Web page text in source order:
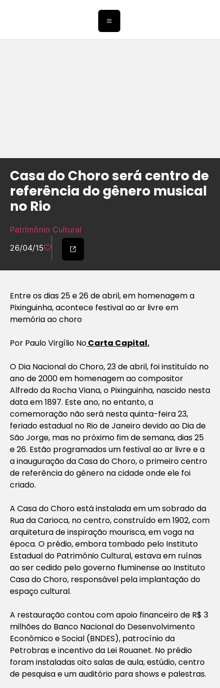
Casa do Choro será centro de
referência do gênero musical
no Rio
Patrimônio Cultural
26/04/15
Entre os dias 25 e 26 de abril, em homenagem a
Pixinguinha, acontece festival ao ar livre em
memória ao choro
Por Paulo Virgílio NoCarta Capital.
O Dia Nacional do Choro, 23 de abril, foi instituído no
ano de 2000 em homenagem ao compositor
Alfredo da Rocha Viana, o Pixinguinha, nascido nesta
data em 1897. Este ano, no entanto, a
comemoração não será nesta quinta-feira 23,
feriado estadual no Rio de Janeiro devido ao Dia de
São Jorge, mas no próximo fim de semana, dias 25
e 26. Estão programados um festival ao ar livre e a
a inauguração da Casa do Choro, o primeiro centro
de referência do gênero na cidade onde ele foi
criado.
A Casa do Choro está instalada em um sobrado da
Rua da Carioca, no centro, construído em 1902, com
arquitetura de inspiração mourisca, em voga na
época. O prédio, embora tombado pelo Instituto
Estadual do Patrimônio Cultural, estava em ruínas
ao ser cedido pelo governo fluminense ao Instituto
Casa do Choro, responsável pela implantação do
espaço cultural.
A restauração contou com apoio financeiro de R$ 3
milhões do Banco Nacional do Desenvolvimento
Econômico e Social (BNDES), patrocínio da
Petrobras e incentivo da Lei Rouanet. No prédio
foram instaladas oito salas de aula, estúdio, centro
de pesquisa e um auditório parashowse palestras.